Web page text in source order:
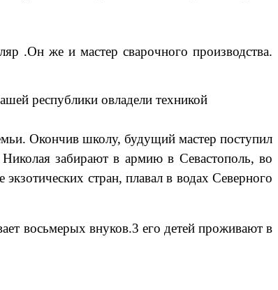
.Он же и мастер сварочного производства.
республики овладели техникой
Окончив школу, будущий мастер поступил
забирают в армию в Севастополь, во
стран, плавал в водах Северного
восьмерых внуков.3 его детей проживают в